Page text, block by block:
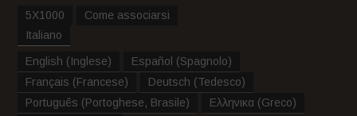
5X1000
Come associarsi
Italiano
English (Inglese) Español (Spagnolo)
Français (Francese) Deutsch (Tedesco)
Português (Portoghese, Brasile) Ελληνικα (Greco)